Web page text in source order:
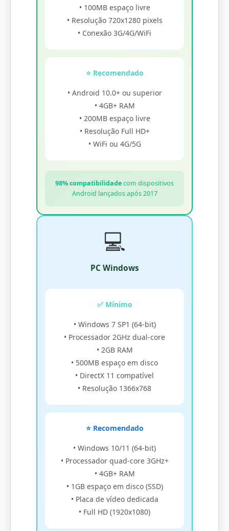
• 100MB espaço livre
• Resolução 720x1280 pixels
• Conexão 3G/4G/WiFi
⭐ Recomendado
• Android 10.0+ ou superior
• 4GB+ RAM
• 200MB espaço livre
• Resolução Full HD+
• WiFi ou 4G/5G
98% compatibilidadecom dispositivos
Android lançados após 2017
💻
PC Windows
✅ Mínimo
• Windows 7 SP1 (64-bit)
• Processador 2GHz dual-core
• 2GB RAM
• 500MB espaço em disco
• DirectX 11 compatível
• Resolução 1366x768
⭐ Recomendado
• Windows 10/11 (64-bit)
• Processador quad-core 3GHz+
• 4GB+ RAM
• 1GB espaço em disco (SSD)
• Placa de vídeo dedicada
• Full HD (1920x1080)